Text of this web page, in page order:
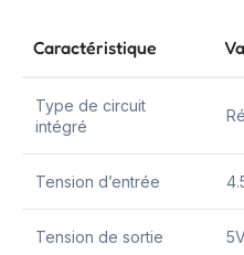
Caractéristique
Type de circuit
intégré
Tension d’entrée
Tension de sortie 5V